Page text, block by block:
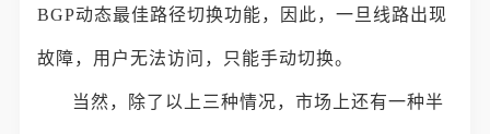
BGP动态最佳路径切换功能，因此，一旦线路出现
故障，用户无法访问，只能手动切换。
当然，除了以上三种情况，市场上还有一种半